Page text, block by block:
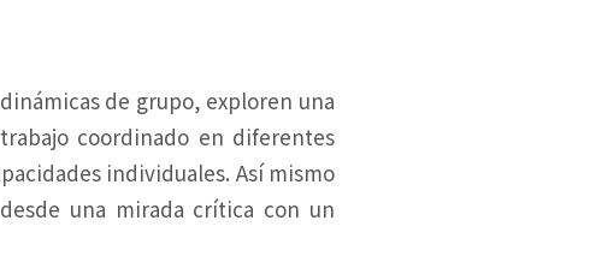
de grupo, exploren una
coordinado en diferentes
individuales. Así mismo
una mirada crítica con un